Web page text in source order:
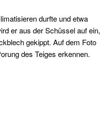
durfte und etwa
er aus der Schüssel auf ein,
gekippt. Auf dem Foto
des Teiges erkennen.